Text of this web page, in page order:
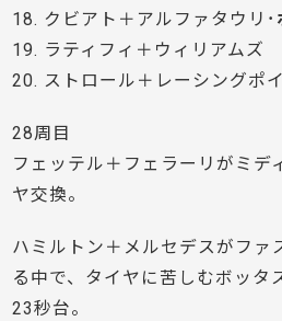
18. クビアト＋アルファタウリ･
19. ラティフィ＋ウィリアムズ
20. ストロール＋レーシングポ
28周目
フェッテル＋フェラーリがミデ
ヤ交換。
ハミルトン＋メルセデスがファ
る中で、タイヤに苦しむボッタ
23秒台。